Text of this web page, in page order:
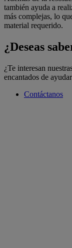
también ayuda a
más complejas, lo
material requerido.
¿Deseas
¿Te interesan
encantados de
Contáctanos